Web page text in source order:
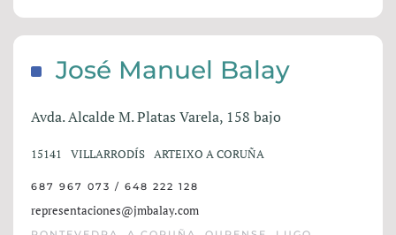
José Manuel Balay
Avda. Alcalde M. Platas Varela, 158 bajo
15141 VILLARRODÍS ARTEIXO A CORUÑA
687 967 073 / 648 222 128
representaciones@jmbalay.com